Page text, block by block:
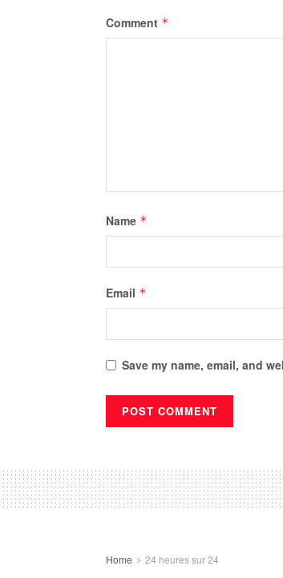
Comment *
Name *
Email *
Save my name, email, and
Home 24 heures sur 24